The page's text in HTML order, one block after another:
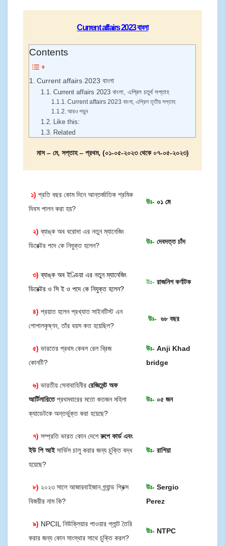
Current affairs 2023 বাংলা
Contents
Current affairs 2023 বাংলা
Current affairs 2023 বাংলা, এপ্রিল চতুর্থ সপ্তাহ
Current affairs 2023 বাংলা, এপ্রিল তৃতীয় সপ্তাহ
আরও পড়ুন
Like this:
Related
মাস – মে, সপ্তাহ – প্রথম, (০১-০৫-২০২৩ থেকে ০৭-০৫-২০২৩)
১) প্রতি বছর কোম দিনে আন্তর্জাতিক শ্রমিক
দিবস পালন করা হয়?
উঃ- ০১ মে
২) ব্যাঙ্ক অব বরোদা এর নতুন ম্যানেজিং
ডিরেক্টর পদে কে নিযুক্ত হলেন?
উঃ- দেবদত্ত চাঁদ
৩) ব্যাঙ্ক অব ইণ্ডিয়া এর নতুন ম্যানেজিং
ডিরেক্টর ও সি ই ও পদে কে নিযুক্ত হলেন?
উঃ- রাজনিশ কর্ণাটক
৪) প্রয়াত হলেন প্রখ্যাত সাইনটিস্ট এন
গোপালকৃষ্ণন, তাঁর বয়স কত হয়েছিল?
উঃ- ৬৮ বছর
৫) ভারতের প্রথম কেবল রেল ব্রিজ
কোনটি?
উঃ- Anji Khad
bridge
৬) ভারতীয় সেনাবাহিনীররেজিমেন্ট অফ
আর্টিলারিতেপ্রথমবারের মতো কতজন মহিলা
ক্যাডেটকে অন্তর্ভুক্ত করা হয়েছে?
উঃ- ০৫ জন
৭) সম্প্রতি ভারত কোন দেশেরুপে কার্ড এবং
ইউ পি আইসার্ভিস চালু করার জন্য চুক্তি বদ্ধ
হয়েছে?
উঃ- রাশিয়া
৮) ২০২৩ সালে আজারবাইজান গ্র্যান্ড প্রিক্স
বিজয়ীর নাম কি?
উঃ- Sergio
Perez
৯) NPCIL নিউক্লিয়ার পাওয়ার প্লান্ট তৈরি
করার জন্য কোন সাংস্থার সাথে চুক্তি করল?
উঃ- NTPC